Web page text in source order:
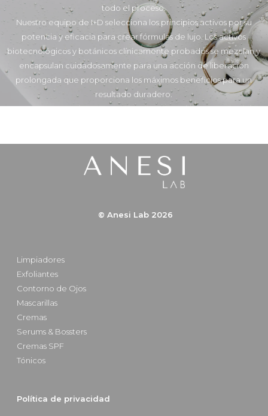
todo el proceso.
Nuestro equipo de I+D selecciona los principios activos por su
potencia y eficacia para crear fórmulas de lujo. Los activos
biotecnológicos y botánicos clínicamente probados se mezclan y
encapsulan cuidadosamente para una acción de liberación
prolongada que proporciona los máximos beneficios para un
resultado duradero.
© Anesi Lab 2026
Limpiadores
Exfoliantes
Contorno de Ojos
Mascarillas
Cremas
Serums & Bossters
Cremas SPF
Tónicos
Política de privacidad